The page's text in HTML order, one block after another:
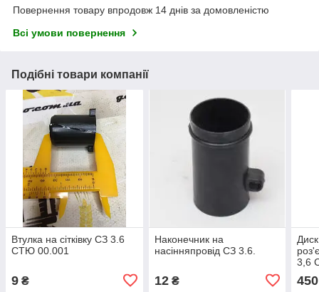
Повернення товару впродовж 14 днів за домовленістю
Всі умови повернення
Подібні товари компанії
Втулка на сітківку СЗ 3.6
СТЮ 00.001
9 ₴
Наконечник на
насінняпровід СЗ 3.6.
12₴
3,6
450